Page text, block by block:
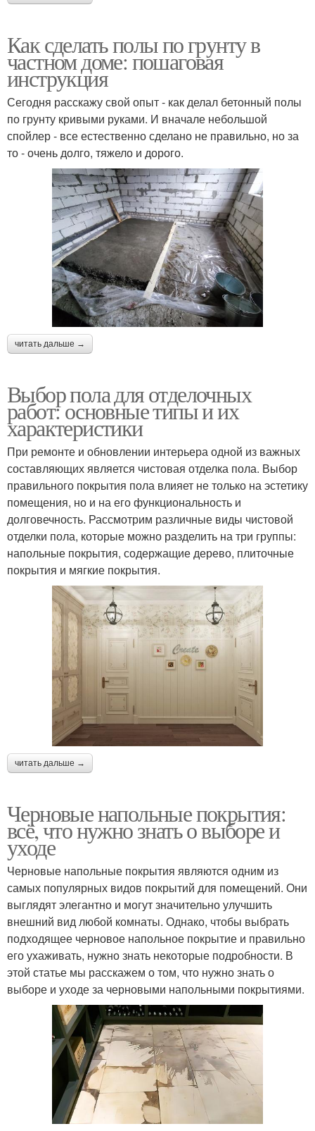
Как сделать полы по грунту в
частном доме: пошаговая
инструкция
Сегодня расскажу свой опыт - как делал бетонный полы
по грунту кривыми руками. И вначале небольшой
спойлер - все естественно сделано не правильно, но за
то - очень долго, тяжело и дорого.
читать дальше →
Выбор пола для отделочных
работ: основные типы и их
характеристики
При ремонте и обновлении интерьера одной из важных
составляющих является чистовая отделка пола. Выбор
правильного покрытия пола влияет не только на эстетику
помещения, но и на его функциональность и
долговечность. Рассмотрим различные виды чистовой
отделки пола, которые можно разделить на три группы:
напольные покрытия, содержащие дерево, плиточные
покрытия и мягкие покрытия.
читать дальше →
Черновые напольные покрытия:
всё, что нужно знать о выборе и
уходе
Черновые напольные покрытия являются одним из
самых популярных видов покрытий для помещений. Они
выглядят элегантно и могут значительно улучшить
внешний вид любой комнаты. Однако, чтобы выбрать
подходящее черновое напольное покрытие и правильно
его ухаживать, нужно знать некоторые подробности. В
этой статье мы расскажем о том, что нужно знать о
выборе и уходе за черновыми напольными покрытиями.